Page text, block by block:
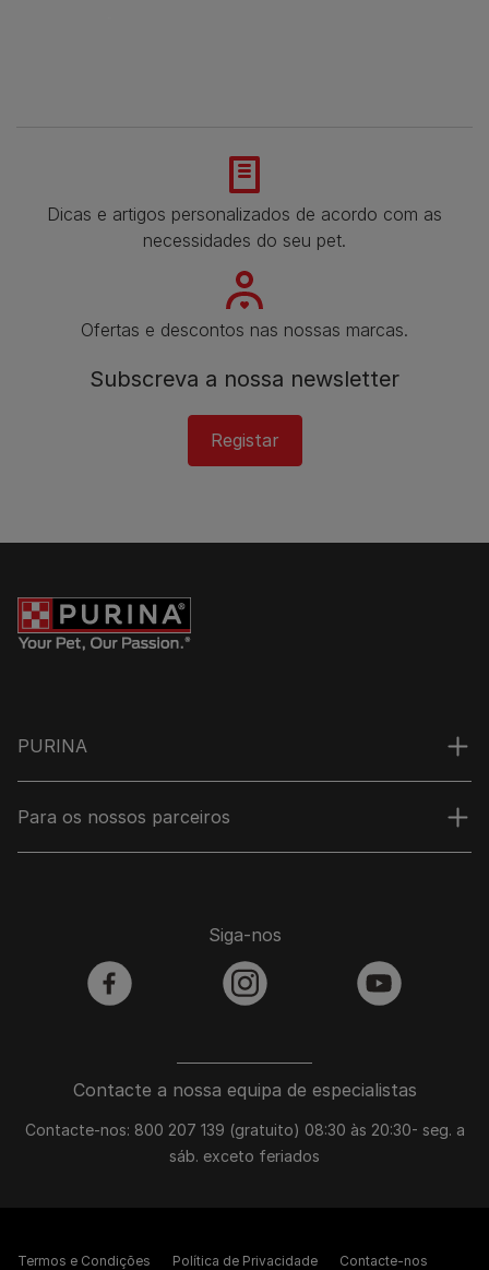
Dicas e artigos personalizados de acordo com as
necessidades do seu pet.
Ofertas e descontos nas nossas marcas.
Subscreva a nossa newsletter
Registar
PURINA
Para os nossos parceiros
Contacte a nossa equipa de especialistas
Contacte-nos: 800 207 139 (gratuito) 08:30 às 20:30- seg. a
sáb. exceto feriados
Siga-nos
facebook instagram youtube
Termos e Condições Política de Privacidade Contacte-nos